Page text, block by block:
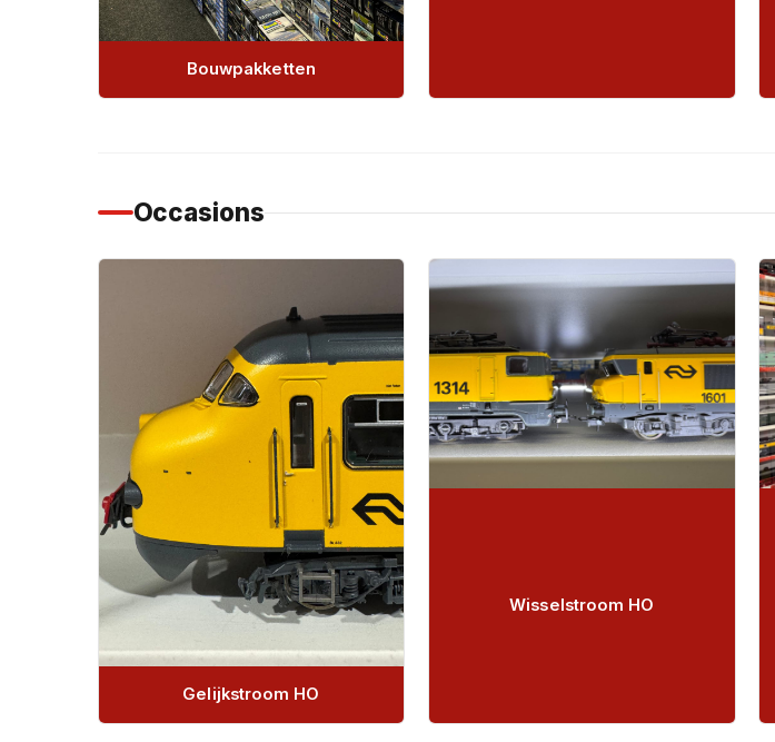
Bouwpakketten
Occasions
Gelijkstroom HO
Wisselstroom HO